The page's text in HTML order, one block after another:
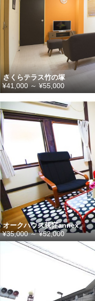
さくらテラス竹の塚
¥41,000 ～ ¥55,000
オークハウス荻窪annex
¥35,000～¥52,000